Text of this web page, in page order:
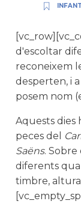
d'escoltar
reconeixem
desperten, i
posem nom
Aquests
peces del
Saëns.
diferents
timbre,